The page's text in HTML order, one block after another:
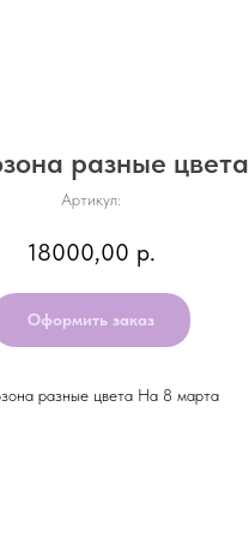
разные цвета
Артикул:
18000,00 р.
Оформить заказ
разные цвета На 8 марта